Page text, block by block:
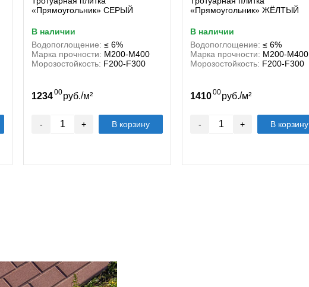
«Прямоугольник» СЕРЫЙ
в наличии
Водопоглощение: ≤ 6%
Марка прочности: М200-М400
Морозостойкость: F200-F300
123400руб./м²
- + В корзину
«Прямоугольник» ЖЁЛТЫЙ
в наличии
Водопоглощение: ≤ 6%
Марка прочности: М200-М400
Морозостойкость: F200-F300
141000руб./м²
- + В корзину